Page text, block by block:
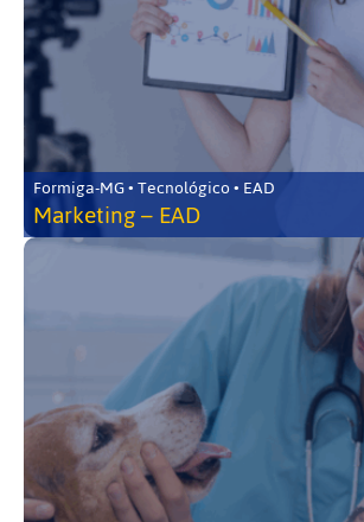
Formiga-MG • Tecnológico • EAD
Marketing – EAD